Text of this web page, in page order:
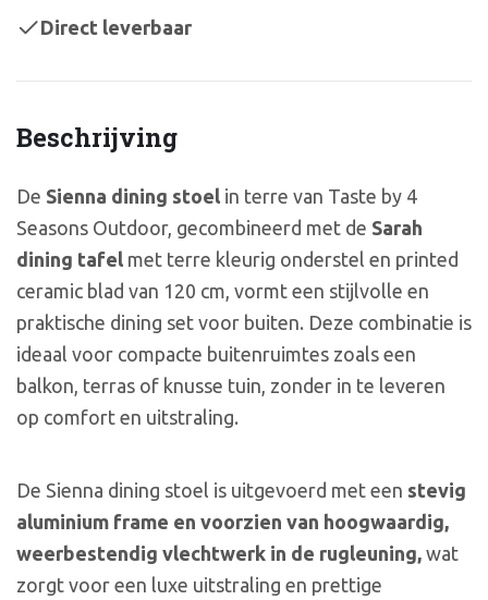
Beschrijving
De Sienna dining stoel in terre van Taste by 4
Seasons Outdoor, gecombineerd met de Sarah
dining tafel met terre kleurig onderstel en printed
ceramic blad van 120 cm, vormt een stijlvolle en
praktische dining set voor buiten. Deze combinatie is
ideaal voor compacte buitenruimtes zoals een
balkon, terras of knusse tuin, zonder in te leveren
op comfort en uitstraling.
De Sienna dining stoel is uitgevoerd met een stevig
aluminium frame en voorzien van hoogwaardig,
weerbestendig vlechtwerk in de rugleuning, wat
zorgt voor een luxe uitstraling en prettige
Direct leverbaar